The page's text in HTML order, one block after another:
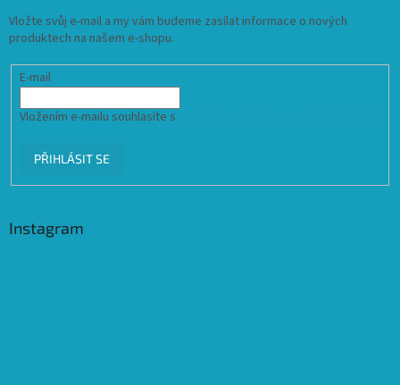
Vložte svůj e-mail a my vám budeme zasílat informace o nových
produktech na našem e-shopu.
E-mail
Vložením e-mailu souhlasíte s
PŘIHLÁSIT SE
Instagram